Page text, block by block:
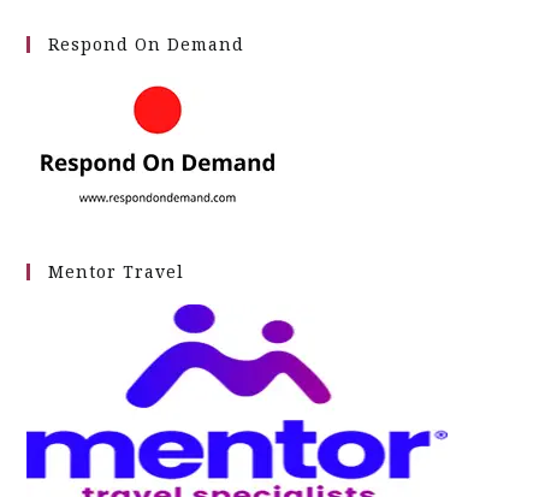
Respond On Demand
Mentor Travel